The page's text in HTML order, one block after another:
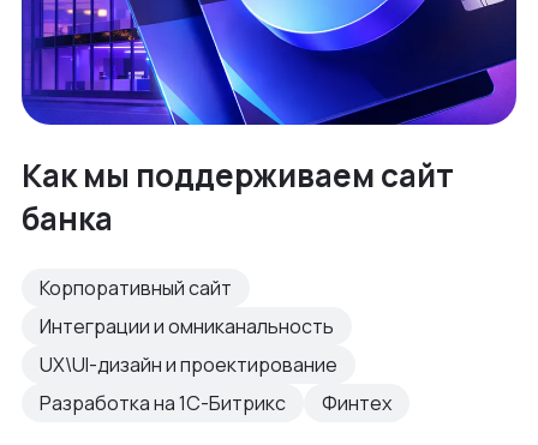
Как мы поддерживаем сайт
банка
Корпоративный сайт
Интеграции и омниканальность
UX\UI-дизайн и проектирование
Разработка на 1С-Битрикс
Финтех